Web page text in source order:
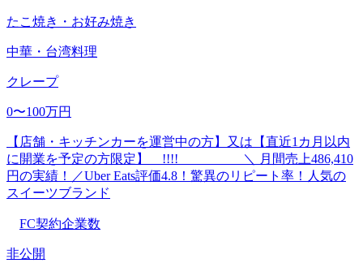
たこ焼き・お好み焼き
中華・台湾料理
クレープ
0〜100万円
【店舗・キッチンカーを運営中の方】又は【直近1カ月以内
に開業を予定の方限定】 !!!! ＼ 月間売上486,410
円の実績！／Uber Eats評価4.8！驚異のリピート率！人気の
スイーツブランド
FC契約企業数
非公開